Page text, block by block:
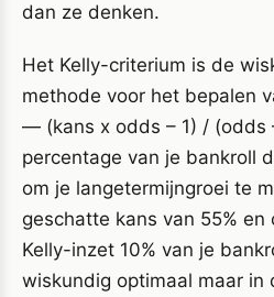
dan ze denken.
Het Kelly-criterium is de
methode voor het bepalen
— (kans x odds – 1) /
percentage van je bankroll
om je langetermijngroei te
geschatte kans van 55%
Kelly-inzet 10% van je
wiskundig optimaal maar in